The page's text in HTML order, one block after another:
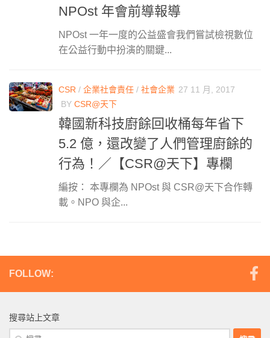
NPOst 年會前導報導
NPOst 一年一度的公益盛會我們嘗試檢視數位
在公益行動中扮演的關鍵...
CSR / 企業社會責任 / 社會企業 27 11 月, 2017
BY CSR@天下
韓國新科技廚餘回收桶每年省下
5.2 億，還改變了人們管理廚餘的
行為！／【CSR@天下】專欄
編按： 本專欄為 NPOst 與 CSR@天下合作轉
載。NPO 與企...
FOLLOW:
搜尋站上文章
搜